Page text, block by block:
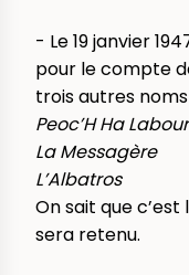
- Le 19 janvier
pour le compte
trois autres noms
Peoc’H Ha Labour
La Messagère
L’Albatros
On sait que c’est
sera retenu.